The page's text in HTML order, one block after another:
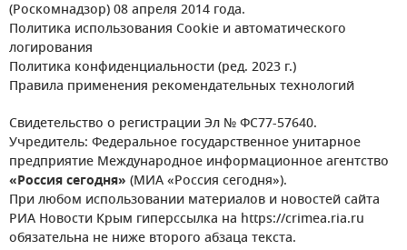
(Роскомнадзор) 08 апреля 2014 года.
Политика использования Cookie и автоматического
логирования
Политика конфиденциальности (ред. 2023 г.)
Правила применения рекомендательных технологий
Свидетельство о регистрации Эл № ФС77-57640.
Учредитель: Федеральное государственное унитарное
предприятие Международное информационное агентство
«Россия сегодня» (МИА «Россия сегодня»).
При любом использовании материалов и новостей сайта
РИА Новости Крым гиперссылка на https://crimea.ria.ru
обязательна не ниже второго абзаца текста.